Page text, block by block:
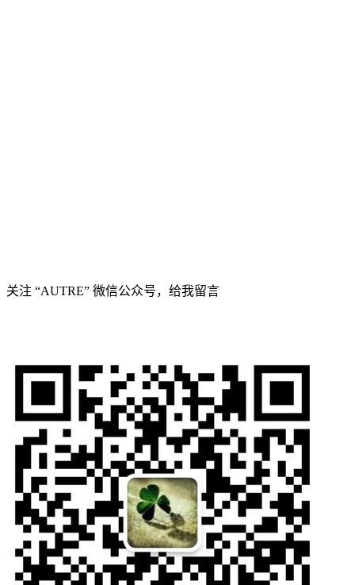
关注 “AUTRE” 微信公众号，给我留言